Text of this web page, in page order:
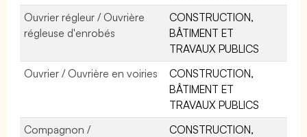
Ouvrier régleur / Ouvrière
régleuse d'enrobés
CONSTRUCTION,
BÂTIMENT ET
TRAVAUX PUBLICS
Ouvrier / Ouvrière en voiries
CONSTRUCTION,
BÂTIMENT ET
TRAVAUX PUBLICS
Compagnon /
CONSTRUCTION,